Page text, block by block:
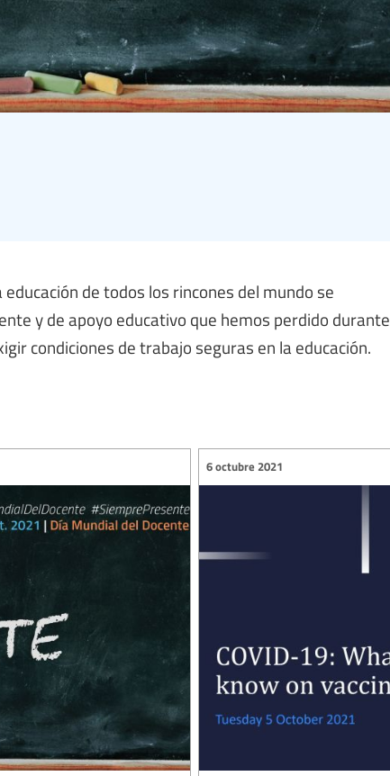
de todos los rincones del mundo se
y de apoyo educativo que hemos perdido durante
condiciones de trabajo seguras en la educación.
6 octubre 2021